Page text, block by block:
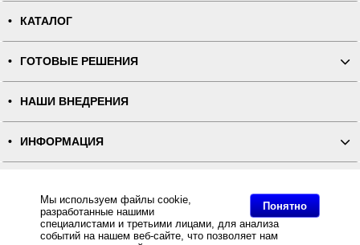
Понятно
Мы используем файлы cookie,
разработанные нашими
специалистами и третьими лицами, для анализа
событий на нашем веб-сайте, что позволяет нам
КАТАЛОГ
ГОТОВЫЕ РЕШЕНИЯ
НАШИ ВНЕДРЕНИЯ
ИНФОРМАЦИЯ
ПОЛНАЯ ВЕРСИЯ